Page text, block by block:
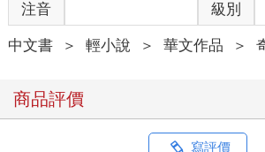
威廉變得經常外出，大概是從賭約結束以後
自從上次賭約事件後，又接連發生了很多事
這兩個好不容易從姬玄他們手中搶過來的靈
注音 級別
中文書 ＞ 輕小說 ＞ 華文作品 ＞
商品評價
寫評價